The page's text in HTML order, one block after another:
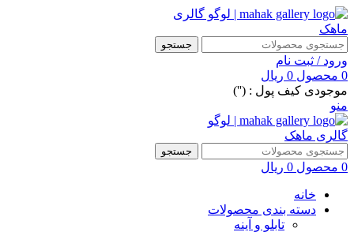
جستجو
ورود / ثبت نام
0 محصول 0 ریال
موجودی کیف پول : ('')
منو
جستجو
0 محصول 0 ریال
خانه
دسته بندی محصولات
تابلو و آینه